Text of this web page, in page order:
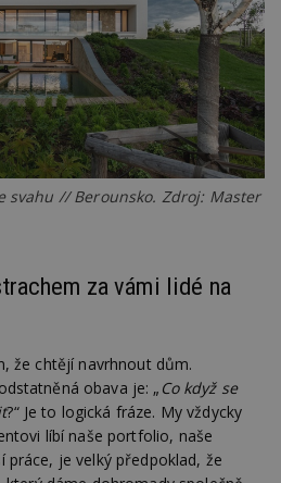
svahu // Berounsko. Zdroj: Master
za vámi lidé na
že chtějí navrhnout dům.
obava je: „ Co když se
?“ Je to logická fráze. My vždycky
líbí naše portfolio, naše
práce, je velký předpoklad, že